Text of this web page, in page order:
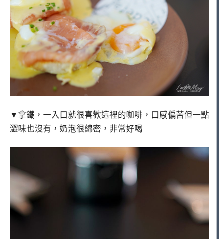
▼拿鐵，一入口就很喜歡這裡的咖啡，口感偏苦但一點
澀味也沒有，奶泡很綿密，非常好喝